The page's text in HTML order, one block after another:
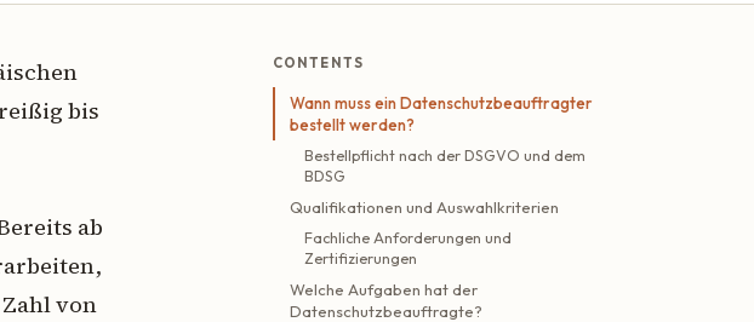
bis
ab
von
CONTENTS
Wann muss ein Datenschutzbeauftragter
bestellt werden?
Bestellpflicht nach der DSGVO und dem
BDSG
Qualifikationen und Auswahlkriterien
Fachliche Anforderungen und
Zertifizierungen
Welche Aufgaben hat der
Datenschutzbeauftragte?